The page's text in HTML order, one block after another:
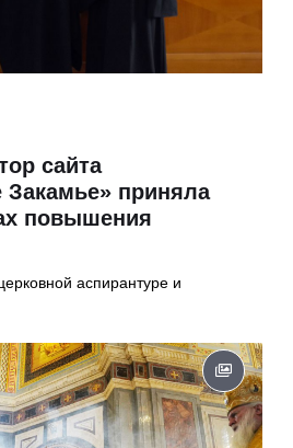
сайта
Закамье» приняла
повышения
аспирантуре и